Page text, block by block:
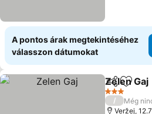
A pontos árak megtekintéséhez
válasszon dátumokat
Megosztás
Zelen Gaj
3 Kategória
/
Még
Veržej,